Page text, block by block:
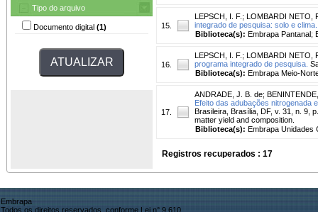
Tipo do arquivo
Documento digital (1) 15.
LEPSCH, I. F. ; LOMBARDI NETO,
integrado de pesquisa: solo e clima.
Biblioteca(s): Embrapa Pantanal;
16.
LEPSCH, I. F. ; LOMBARDI NETO,
programa integrado de pesquisa.
Biblioteca(s): Embrapa Meio-
17.
ANDRADE, J. B. de;
Efeito das adubações nitrogenada
Brasileira, Brasília, DF, v. 31, n. 9,
matter yield and composition.
Biblioteca(s): Embrapa Unidades
Registros recuperados : 17
Embrapa
Todos os direitos reservados, conforme Lei n° 9.610